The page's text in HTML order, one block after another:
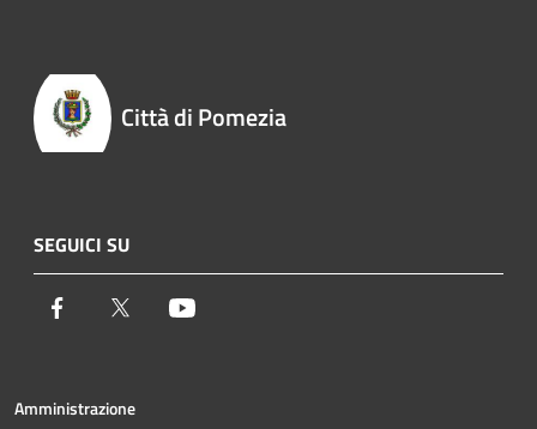
Città di Pomezia
SEGUICI SU
Facebook Twitter
Amministrazione